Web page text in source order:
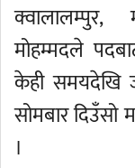
क्वालालम्पुर,
मोहम्मदले
केही समयदेखि
सोमबार दिउँसो
।